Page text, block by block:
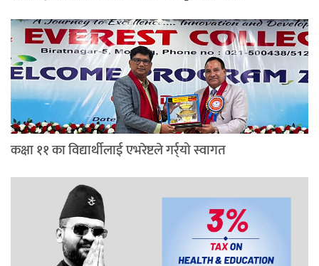
कक्षा ११ का विद्यार्थीलाई एभरेष्टले गर्र्यो स्वागत